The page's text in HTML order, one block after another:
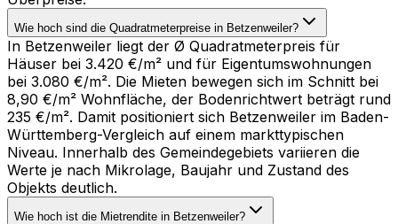
Wie hoch sind die Quadratmeterpreise in Betzenweiler?
In Betzenweiler liegt der Ø Quadratmeterpreis für
Häuser bei 3.420 €/m² und für Eigentumswohnungen
bei 3.080 €/m². Die Mieten bewegen sich im Schnitt bei
8,90 €/m² Wohnfläche, der Bodenrichtwert beträgt rund
235 €/m². Damit positioniert sich Betzenweiler im Baden-
Württemberg-Vergleich auf einem markttypischen
Niveau. Innerhalb des Gemeindegebiets variieren die
Werte je nach Mikrolage, Baujahr und Zustand des
Objekts deutlich.
Wie hoch ist die Mietrendite in Betzenweiler?